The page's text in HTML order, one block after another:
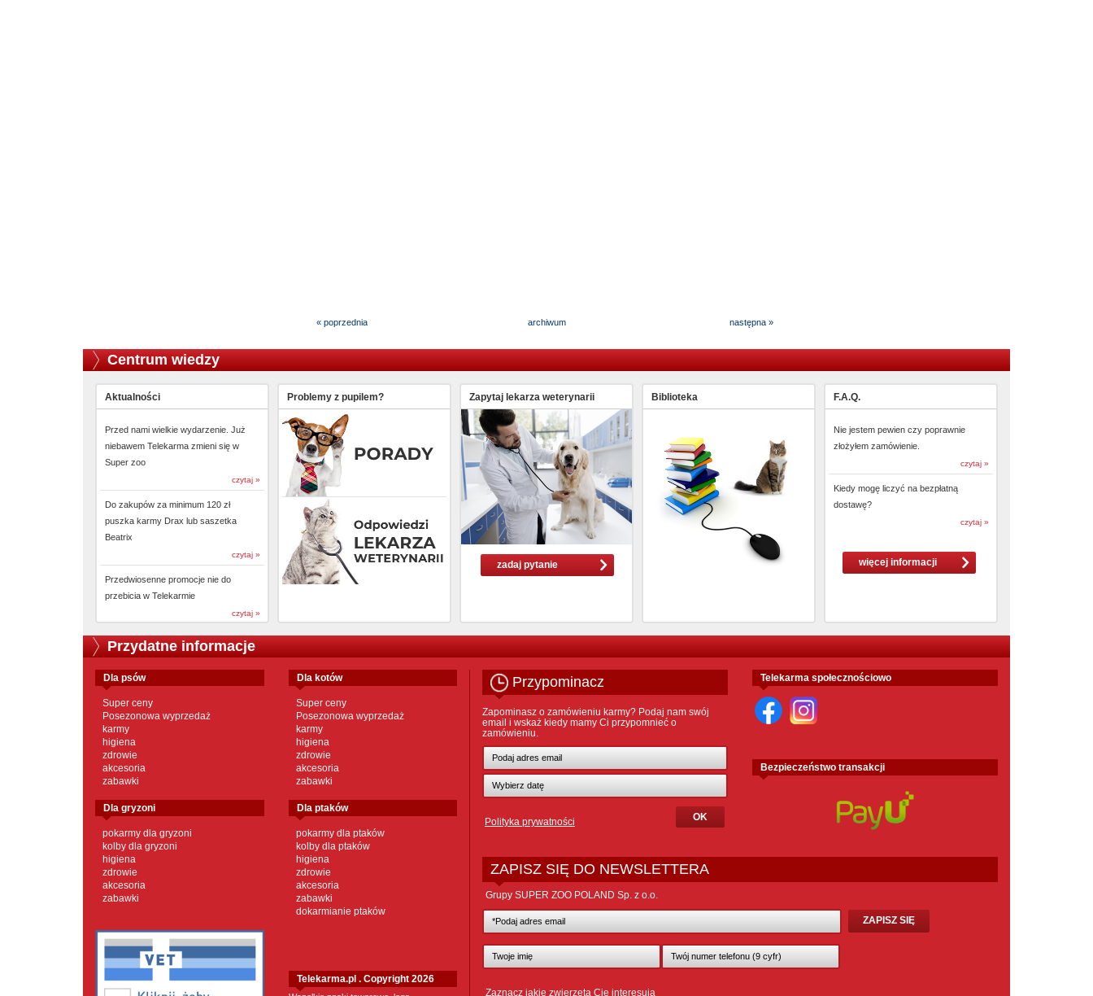
« poprzednia archiwum następna »
Centrum wiedzy
Aktualności
Przed nami wielkie wydarzenie. Już
niebawem Telekarma zmieni się w
Super zoo
czytaj »
Do zakupów za minimum 120 zł
puszka karmy Drax lub saszetka
Beatrix
czytaj »
Przedwiosenne promocje nie do
przebicia w Telekarmie
czytaj »
Problemy z pupilem? Zapytaj lekarza weterynarii
zadaj pytanie
Biblioteka F.A.Q.
Nie jestem pewien czy poprawnie
złożyłem zamówienie.
czytaj »
Kiedy mogę liczyć na bezpłatną
dostawę?
czytaj »
więcej informacji
Przydatne informacje
dla psów
Super ceny
Posezonowa wyprzedaż
karmy
higiena
zdrowie
akcesoria
zabawki
dla kotów
Super ceny
Posezonowa wyprzedaż
karmy
higiena
zdrowie
akcesoria
zabawki
dla gryzoni
pokarmy dla gryzoni
kolby dla gryzoni
higiena
zdrowie
akcesoria
zabawki
dla ptaków
pokarmy dla ptaków
kolby dla ptaków
higiena
zdrowie
akcesoria
zabawki
dokarmianie ptaków
Telekarma.pl . Copyright 2026
Przypominacz
Zapominasz o zamówieniu karmy? Podaj nam swój
email i wskaż kiedy mamy Ci przypomnieć o
zamówieniu.
Polityka prywatności
Telekarma społecznościowo
Bezpieczeństwo transakcji
ZAPISZ SIĘ DO NEWSLETTERA
Grupy SUPER ZOO POLAND Sp. z o.o.
Zaznacz jakie zwierzęta Cię interesują